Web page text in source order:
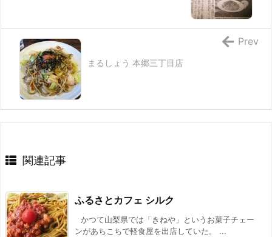
まるしょう 本郷三丁目店
Prev
関連記事
ふるさとカフェ シルク
かつて山梨県では「きねや」というお菓子チェー
ンがあちこちで軽食屋を出店していた。 ...